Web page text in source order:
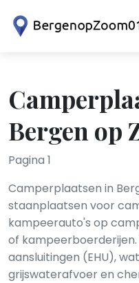
Bergen op
Pagina 1
Camperplaatsen in
staanplaatsen voor
kampeerauto's op
of
aansluitingen (EHU),
grijswater­afvoer en